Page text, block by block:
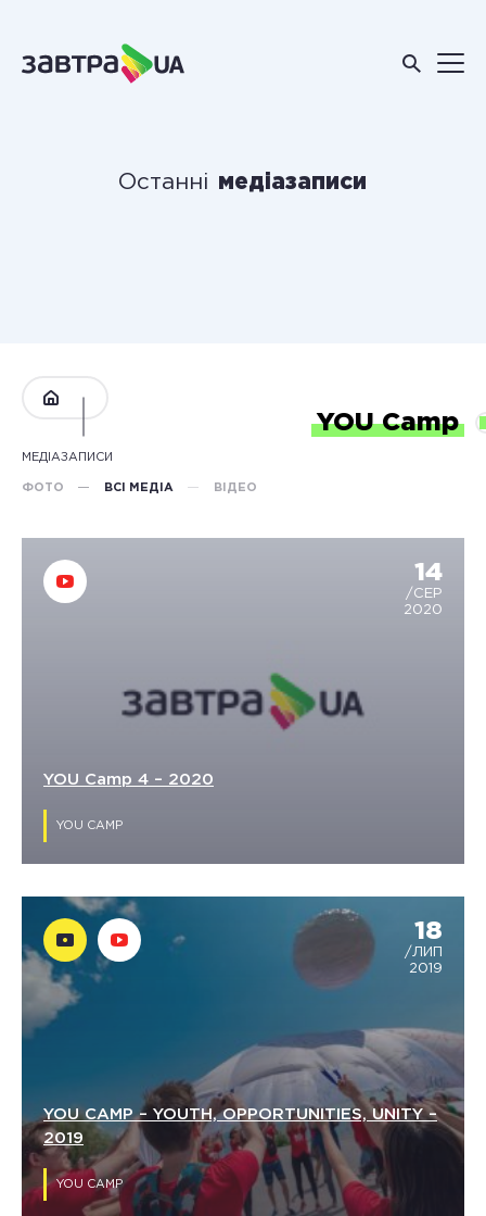
Останні медіазаписи
МЕДІАЗАПИСИ
YOU Camp
ФОТО ВСІ МЕДІА ВІДЕО
14
/СЕР
2020
YOU Camp 4 – 2020
YOU CAMP
18
/ЛИП
2019
YOU CAMP – YOUTH, OPPORTUNITIES, UNITY –
2019
YOU CAMP